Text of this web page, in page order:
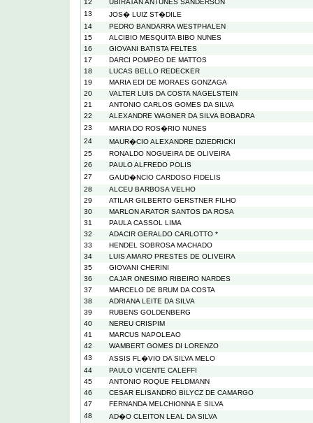
12
UBIRATAN ANTUNES SANDERSON
13
JOS� LUIZ ST�DILE
14
PEDRO BANDARRA WESTPHALEN
15
ALCIBIO MESQUITA BIBO NUNES
16
GIOVANI BATISTA FELTES
17
DARCI POMPEO DE MATTOS
18
LUCAS BELLO REDECKER
19
MARIA EDI DE MORAES GONZAGA
20
VALTER LUIS DA COSTA NAGELSTEIN
21
ANTONIO CARLOS GOMES DA SILVA
22
ALEXANDRE WAGNER DA SILVA BOBADRA
23
MARIA DO ROS�RIO NUNES
24
MAUR�CIO ALEXANDRE DZIEDRICKI
25
RONALDO NOGUEIRA DE OLIVEIRA
26
PAULO ALFREDO POLIS
27
GAUD�NCIO CARDOSO FIDELIS
28
ALCEU BARBOSA VELHO
29
ATILAR GILBERTO GERSTNER FILHO
30
MARLON ARATOR SANTOS DA ROSA
31
PAULA CASSOL LIMA
32
ADACIR GERALDO CARLOTTO *
33
HENDEL SOBROSA MACHADO
34
LUIS AMARO PRESTES DE OLIVEIRA
35
GIOVANI CHERINI
36
CAJAR ONESIMO RIBEIRO NARDES
37
MARCELO DE BRUM DA COSTA
38
ADRIANA LEITE DA SILVA
39
RUBENS GOLDENBERG
40
NEREU CRISPIM
41
MARCUS NAPOLEAO
42
WAMBERT GOMES DI LORENZO
43
ASSIS FL�VIO DA SILVA MELO
44
PAULO VICENTE CALEFFI
45
ANTONIO ROQUE FELDMANN
46
CESAR ELISANDRO BILYCZ DE CAMARGO
47
FERNANDA MELCHIONNA E SILVA
48
AD�O CLEITON LEAL DA SILVA